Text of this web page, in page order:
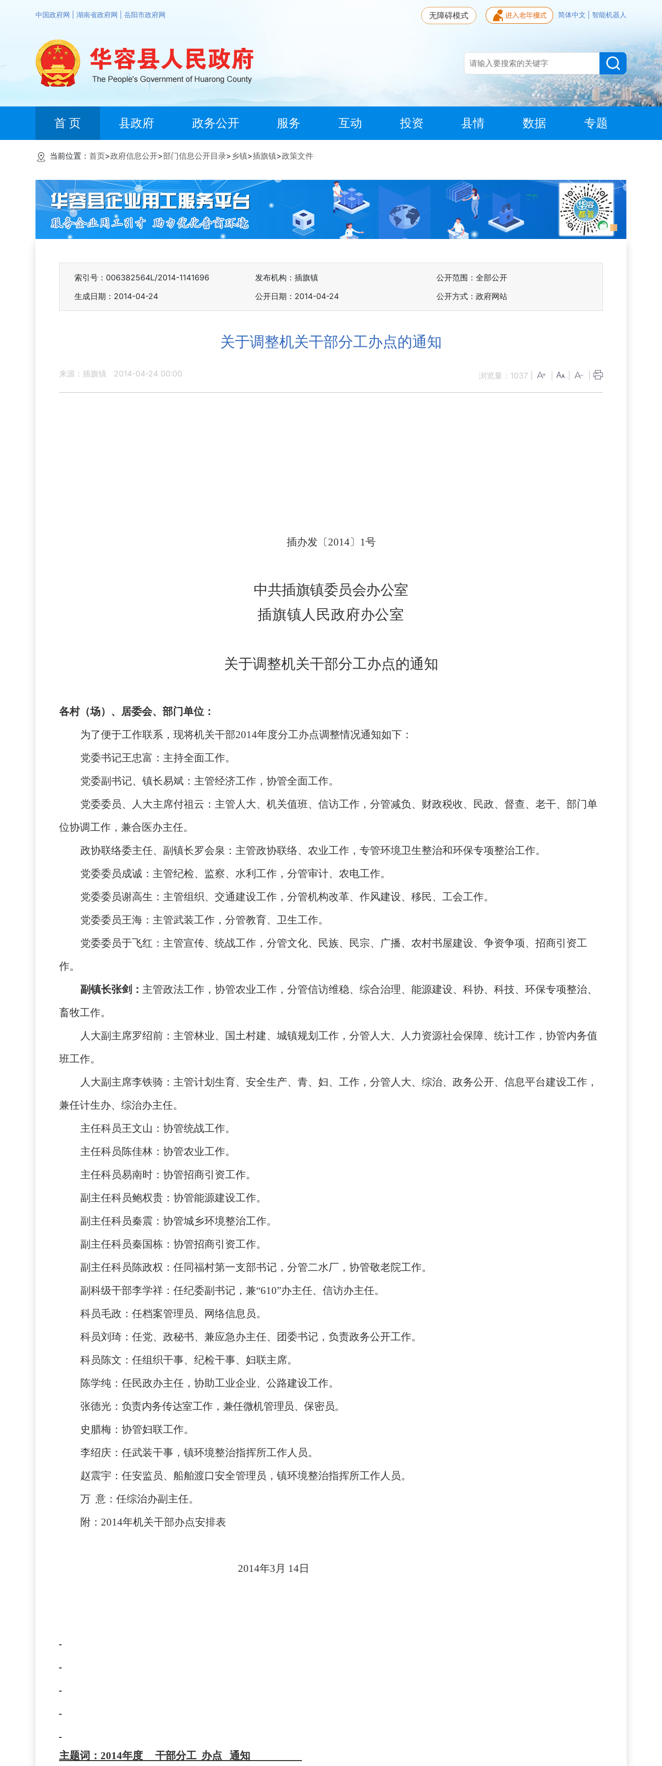
中国政府网 湖南省政府网 岳阳市政府网 简体中文 智能机器人
无障碍模式
首 页 县政府 政务公开 服务 互动 投资 县情 数据 专题
当前位置： 首页>政府信息公开>部门信息公开目录> 乡镇>插旗镇>政策文件
索引号：006382564L/2014-1141696 发布机构：插旗镇
公开范围：全部公开
生成日期：2014-04-24
公开日期：2014-04-24 公开方式：政府网站
关于调整机关干部分工办点的通知
来源：插旗镇 2014-04-24 00:00 浏览量： 1037
插办发〔2014〕1号
中共插旗镇委员会办公室
插旗镇人民政府办公室
关于调整机关干部分工办点的通知
各村（场）、居委会、部门单位：
为了便于工作联系，现将机关干部2014年度分工办点调整情况通知如下：
党委书记王忠富： 主持全面工作。
党委副书记、镇长易斌： 主管经济工作，协管全面工作。
党委委员、人大主席付祖云： 主管人大、机关值班、信访工作，分管减负、财政税收、民政、督查、老干、部门单
位协调工作，兼合医办主任。
政协联络委主任、副镇长罗会泉： 主管政协联络、农业工作，专管环境卫生整治和环保专项整治工作。
党委委员成诚： 主管纪检、监察、水利工作，分管审计、农电工作。
党委委员谢高生： 主管组织、交通建设工作，分管机构改革、作风建设、移民、工会工作。
党委委员王海： 主管武装工作，分管教育、卫生工作。
党委委员于飞红： 主管宣传、统战工作，分管文化、民族、民宗、广播、农村书屋建设、争资争项、招商引资工
作。
副镇长张剑： 主管政法工作，协管农业工作，分管信访维稳、综合治理、能源建设、科协、科技、环保专项整治、
畜牧工作。
人大副主席罗绍前： 主管林业、国土村建、城镇规划工作，分管人大、人力资源社会保障、统计工作，协管内务值
班工作。
人大副主席李铁骑： 主管计划生育、安全生产、青、妇、工作，分管人大、综治、政务公开、信息平台建设工作，
兼任计生办、综治办主任。
主任科员王文山： 协管统战工作。
主任科员陈佳林： 协管农业工作。
主任科员易南时： 协管招商引资工作。
副主任科员鲍权贵： 协管能源建设工作。
副主任科员秦震： 协管城乡环境整治工作。
副主任科员秦国栋： 协管招商引资工作。
副主任科员陈政权： 任同福村第一支部书记，分管二水厂，协管敬老院工作。
副科级干部李学祥： 任纪委副书记，兼“610”办主任、信访办主任。
科员毛政： 任档案管理员、网络信息员。
科员刘琦： 任党、政秘书、兼应急办主任、团委书记，负责政务公开工作。
科员陈文： 任组织干事、纪检干事、妇联主席。
陈学纯： 任民政办主任，协助工业企业、公路建设工作。
张德光： 负责内务传达室工作，兼任微机管理员、保密员。
史腊梅： 协管妇联工作。
李绍庆： 任武装干事，镇环境整治指挥所工作人员。
赵震宇： 任安监员、船舶渡口安全管理员，镇环境整治指挥所工作人员。
万 意： 任综治办副主任。
附： 2014年机关干部办点安排表
2014年3月 14日
主题词： 2014年度 干部分工 办点 通知